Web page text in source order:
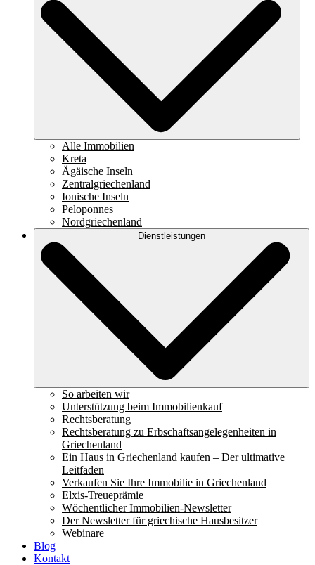
Alle Immobilien
Kreta
Ägäische Inseln
Zentralgriechenland
Ionische Inseln
Peloponnes
Nordgriechenland
Dienstleistungen
So arbeiten wir
Unterstützung beim Immobilienkauf
Rechtsberatung
Rechtsberatung zu Erbschaftsangelegenheiten in
Griechenland
Ein Haus in Griechenland kaufen – Der ultimative
Leitfaden
Verkaufen Sie Ihre Immobilie in Griechenland
Elxis-Treueprämie
Wöchentlicher Immobilien-Newsletter
Der Newsletter für griechische Hausbesitzer
Webinare
Blog
Kontakt